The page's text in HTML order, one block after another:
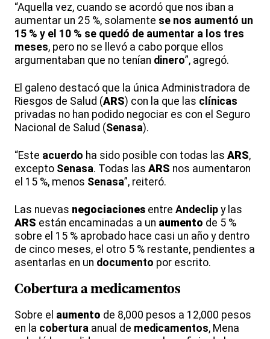
“Aquella vez, cuando se acordó que nos iban a
aumentar un 25 %, solamente se nos aumentó un
15 % y el 10 % se quedó de aumentar a los tres
meses, pero no se llevó a cabo porque ellos
argumentaban que no tenían dinero”, agregó.
El galeno destacó que la única Administradora de
Riesgos de Salud (ARS) con la que las clínicas
privadas no han podido negociar es con el Seguro
Nacional de Salud (Senasa).
“Este acuerdo ha sido posible con todas las ARS,
excepto Senasa. Todas las ARS nos aumentaron
el 15 %, menos Senasa”, reiteró.
Las nuevas negociaciones entre Andeclip y las
ARS están encaminadas a un aumento de 5 %
sobre el 15 % aprobado hace casi un año y dentro
de cinco meses, el otro 5 % restante, pendientes a
asentarlas en un documento por escrito.
Cobertura amedicamentos
Sobre el aumento de 8,000 pesos a 12,000 pesos
en la cobertura anual de medicamentos, Mena